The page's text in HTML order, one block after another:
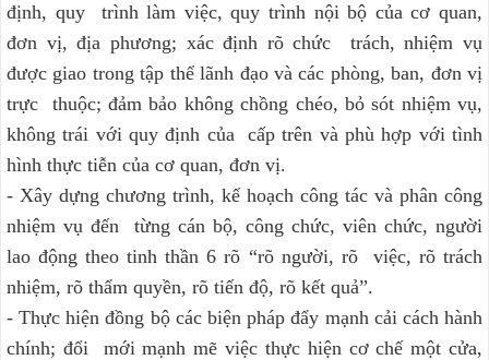
định, quy trình làm việc, quy trình nội bộ của cơ quan,
đơn vị, địa phương; xác định rõ chức trách, nhiệm vụ
được giao trong tập thể lãnh đạo và các phòng, ban, đơn vị
trực thuộc; đảm bảo không chồng chéo, bỏ sót nhiệm vụ,
không trái với quy định của cấp trên và phù hợp với tình
hình thực tiễn của cơ quan, đơn vị.
- Xây dựng chương trình, kế hoạch công tác và phân công
nhiệm vụ đến từng cán bộ, công chức, viên chức, người
lao động theo tinh thần 6 rõ “rõ người, rõ việc, rõ trách
nhiệm, rõ thẩm quyền, rõ tiến độ, rõ kết quả”.
- Thực hiện đồng bộ các biện pháp đẩy mạnh cải cách hành
chính; đổi mới mạnh mẽ việc thực hiện cơ chế một cửa,